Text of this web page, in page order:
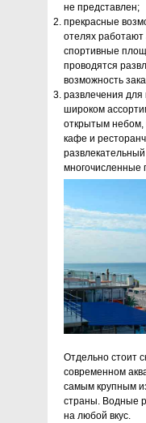
не представлен;
прекрасные
отелях
спортивные
проводятся
возможность
развлечения для
широком
открытым небом,
кафе и
многочисленные
Отдельно стоит
современном
самым крупным
страны. Водные
на любой вкус.